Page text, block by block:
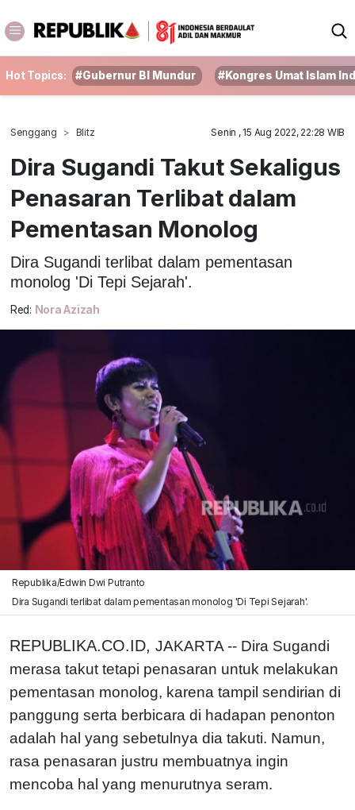
Hot Topics: #Gubernur BI Mundur #Kongres Umat Islam
Senggang Blitz Senin , 15 Aug 2022, 22:28 WIB
Dira Sugandi Takut Sekaligus
Penasaran Terlibat dalam
Pementasan Monolog
Dira Sugandi terlibat dalam pementasan
monolog 'Di Tepi Sejarah'.
Red: Nora Azizah
Republika/Edwin Dwi Putranto
Dira Sugandi terlibat dalam pementasan monolog 'Di Tepi Sejarah'.
REPUBLIKA.CO.ID, JAKARTA -- Dira Sugandi
merasa takut tetapi penasaran untuk melakukan
pementasan monolog, karena tampil sendirian di
panggung serta berbicara di hadapan penonton
adalah hal yang sebetulnya dia takuti. Namun,
rasa penasaran justru membuatnya ingin
mencoba hal yang menurutnya seram.